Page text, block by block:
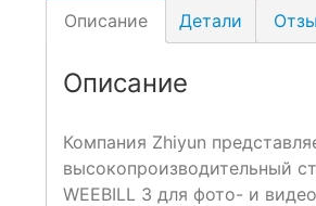
Описание Детали
Описание
Компания Zhiyun
высокопроизводительный
WEEBILL 3 для фото- и